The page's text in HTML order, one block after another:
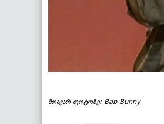
მთავარ ფოტოზე: Bab Bunny